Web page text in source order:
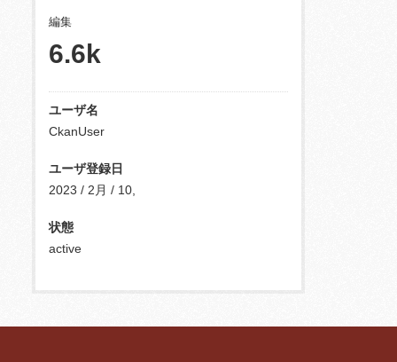
編集
6.6k
ユーザ名
CkanUser
ユーザ登録日
2023 / 2月 / 10,
状態
active